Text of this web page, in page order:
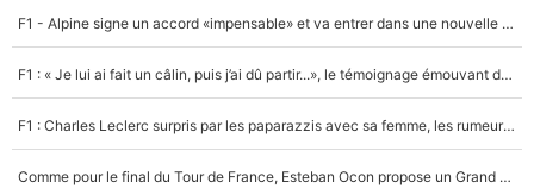
F1 - Alpine signe un accord «impensable» et va entrer dans une nouvelle dimension : Grande nouvelle pour Pierre Gasly !
F1 : « Je lui ai fait un câlin, puis j’ai dû partir...», le témoignage émouvant de Max Verstappen sur sa fille
F1 : Charles Leclerc surpris par les paparazzis avec sa femme, les rumeurs étaient vraies !
Comme pour le final du Tour de France, Esteban Ocon propose un Grand Prix de Formule 1 à Paris : «Autour de l’Arc de Triomphe, ce serait génial» !